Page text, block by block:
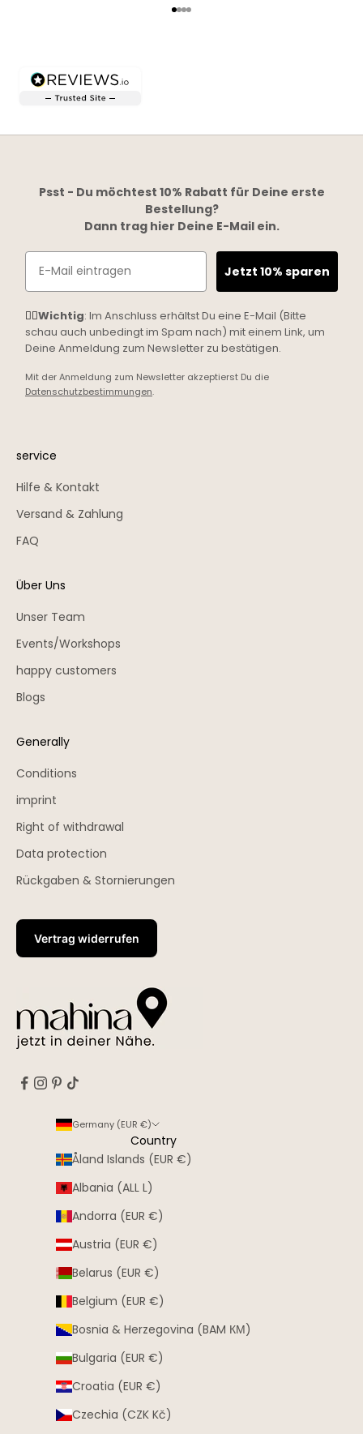
Go to item 1
Go to item 2
Go to item 3
Go to item 4
Psst - Du möchtest 10% Rabatt für Deine erste
Bestellung?
Dann trag hier Deine E-Mail ein.
Email
Jetzt 10% sparen
☝🏼Wichtig: Im Anschluss erhältst Du eine E-Mail (Bitte
schau auch unbedingt im Spam nach) mit einem Link, um
Deine Anmeldung zum Newsletter zu bestätigen.
Mit der Anmeldung zum Newsletter akzeptierst Du die
Datenschutzbestimmungen.
service
Hilfe & Kontakt
Versand & Zahlung
FAQ
Über Uns
Unser Team
Events/Workshops
happy customers
Blogs
Generally
Conditions
imprint
Right of withdrawal
Data protection
Rückgaben & Stornierungen
Vertrag widerrufen
Germany (EUR €)
Country
Åland Islands (EUR €)
Albania (ALL L)
Andorra (EUR €)
Austria (EUR €)
Belarus (EUR €)
Belgium (EUR €)
Bosnia & Herzegovina (BAM КМ)
Bulgaria (EUR €)
Croatia (EUR €)
Czechia (CZK Kč)